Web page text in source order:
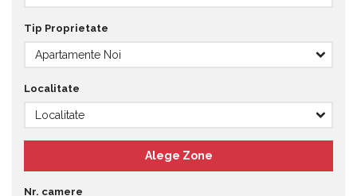
Tip Proprietate
Localitate
Nr. camere